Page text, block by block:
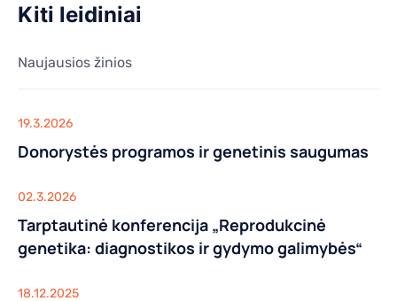
Kiti leidiniai
Naujausios žinios
19.3.2026
Donorystės programos ir genetinis saugumas
02.3.2026
Tarptautinė konferencija „Reprodukcinė
genetika: diagnostikos ir gydymo galimybės“
18.12.2025